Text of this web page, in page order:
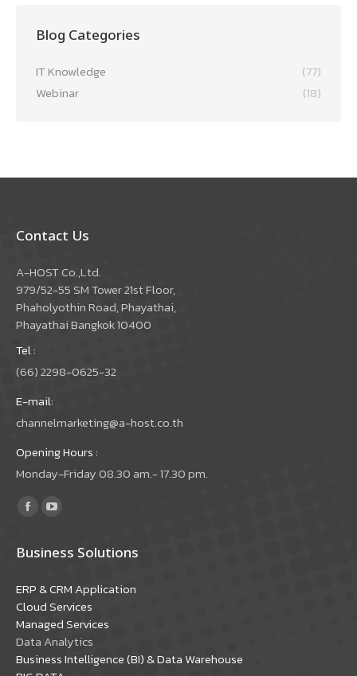
Blog Categories
IT Knowledge
(77)
Webinar
(18)
Contact Us
A-HOST Co.,Ltd.
979/52-55 SM Tower 21st Floor,
Phaholyothin Road, Phayathai,
Phayathai Bangkok 10400
Tel :
(66) 2298-0625-32
E-mail:
channelmarketing@a-host.co.th
Opening Hours :
Monday-Friday 08.30 am.- 17.30 pm.
Find us on:
Facebook
opens
new
window
YouTube
opens
new
window
Business Solutions
ERP & CRM Application
Cloud Services
Managed Services
Data Analytics
Business Intelligence (BI) & Data Warehouse